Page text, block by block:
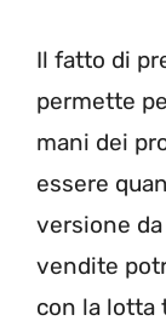
Il fatto di
permette
mani dei
essere
versione
vendite
con la lotta